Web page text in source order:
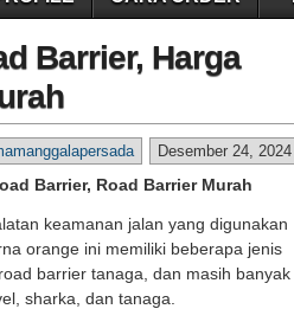
Barrier, Harga
Desember 24, 2024
Barrier, Road Barrier Murah
keamanan jalan yang digunakan
orange ini memiliki beberapa jenis
barrier tanaga, dan masih banyak
sharka, dan tanaga.